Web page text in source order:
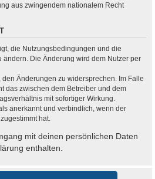
aus zwingendem nationalem Recht
die Nutzungsbedingungen und die
ändern. Die Änderung wird dem Nutzer per
den Änderungen zu widersprechen. Im Falle
das zwischen dem Betreiber und dem
mit sofortiger Wirkung.
anerkannt und verbindlich, wenn der
hat.
mit deinen persönlichen Daten
enthalten.